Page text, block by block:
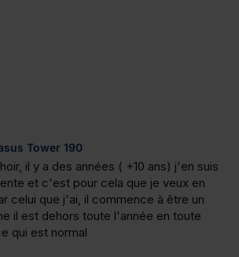
Tower 190
il y a des années ( +10 ans) j'en suis
et c'est pour cela que je veux en
celui que j'ai, il commence à être un
il est dehors toute l'année en toute
qui est normal